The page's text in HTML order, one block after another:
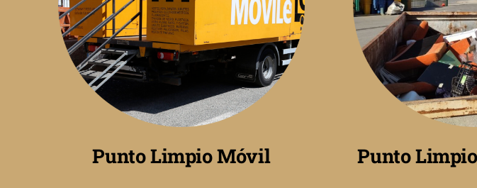
Punto Limpio Móvil Punto